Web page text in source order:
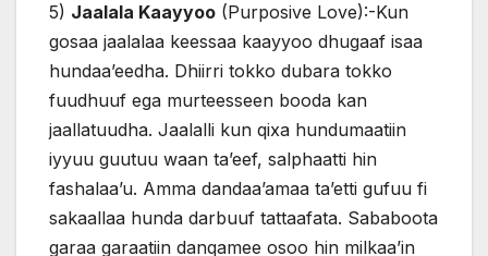
5) Jaalala Kaayyoo (Purposive Love):-Kun
gosaa jaalalaa keessaa kaayyoo dhugaaf isaa
hundaa’eedha. Dhiirri tokko dubara tokko
fuudhuuf ega murteesseen booda kan
jaallatuudha. Jaalalli kun qixa hundumaatiin
iyyuu guutuu waan ta’eef, salphaatti hin
fashalaa’u. Amma dandaa’amaa ta’etti gufuu fi
sakaallaa hunda darbuuf tattaafata. Sababoota
garaa garaatiin danqamee osoo hin milkaa’in